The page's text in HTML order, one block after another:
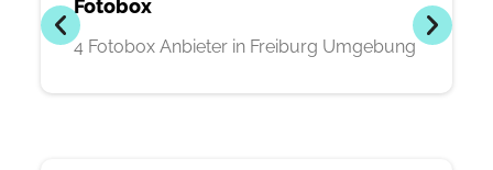
Fotobox
4 Fotobox Anbieter in Freiburg Umgebung